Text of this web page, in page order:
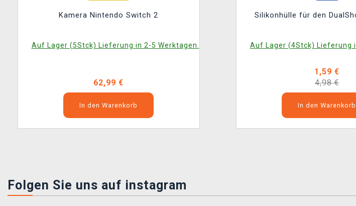
Kamera Nintendo Switch 2
Auf Lager (5Stck) Lieferung in 2-5 Werktagen.
62,99 €
In den Warenkorb
Silikonhülle für den
Auf Lager (4Stck) Lieferung
1,59 €
4,98 €
In den Warenkorb
Folgen Sie uns auf instagram